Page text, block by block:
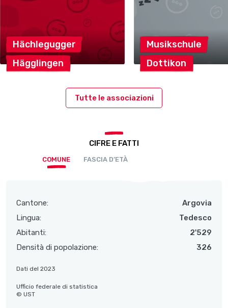
Hächlegugger
Hägglingen
Musikschule
Dottikon
Tutte le associazioni
CIFRE E FATTI
COMUNE FASCIA D’ETÀ
Cantone:
Argovia
Lingua:
Tedesco
Abitanti:
2'529
Densità di popolazione:
326
Dati del 2023
Ufficio federale di statistica
© UST